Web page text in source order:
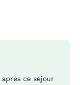
après ce séjour